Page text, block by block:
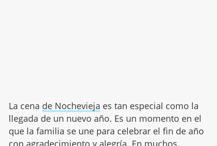
La cena de Nochevieja es tan especial como la
llegada de un nuevo año. Es un momento en el
que la familia se une para celebrar el fin de año
con agradecimiento y alegría. En muchos